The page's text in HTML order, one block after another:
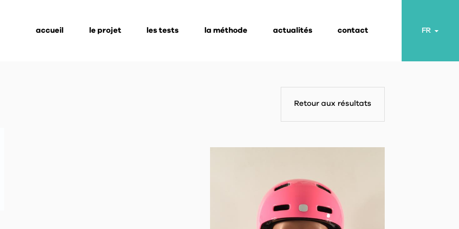
accueil le projet les tests la méthode actualités contact FR
Retour aux résultats